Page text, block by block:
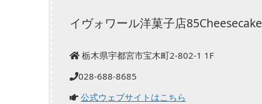
イヴォワール洋菓子店
栃木県宇都宮市宝木町2-802-1 1F
028-688-8685
公式ウェブサイトはこちら